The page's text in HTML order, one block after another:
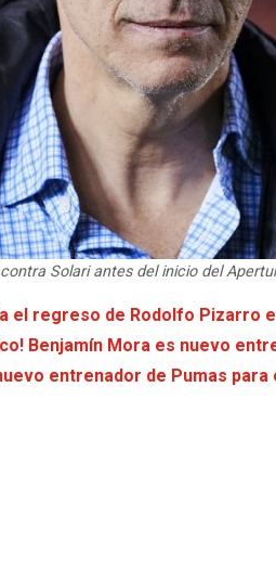
Solari antes del inicio del
el regreso de Rodolfo
Benjamín Mora es nuevo
entrenador de Pumas para